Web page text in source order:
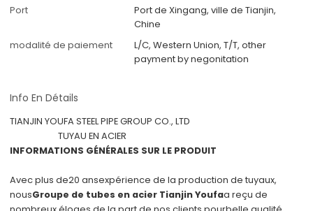
Port
Port de Xingang, ville de Tianjin,
Chine
modalité de paiement
L/C, Western Union, T/T, other
payment by negonitation
Info En Détails
TIANJIN YOUFA STEEL PIPE GROUP CO., LTD
TUYAU EN ACIER
INFORMATIONS GÉNÉRALES SUR LE PRODUIT
Avec plus de20 ansexpérience de la production de tuyaux,
nousGroupe de tubes en acier Tianjin Youfaa reçu de